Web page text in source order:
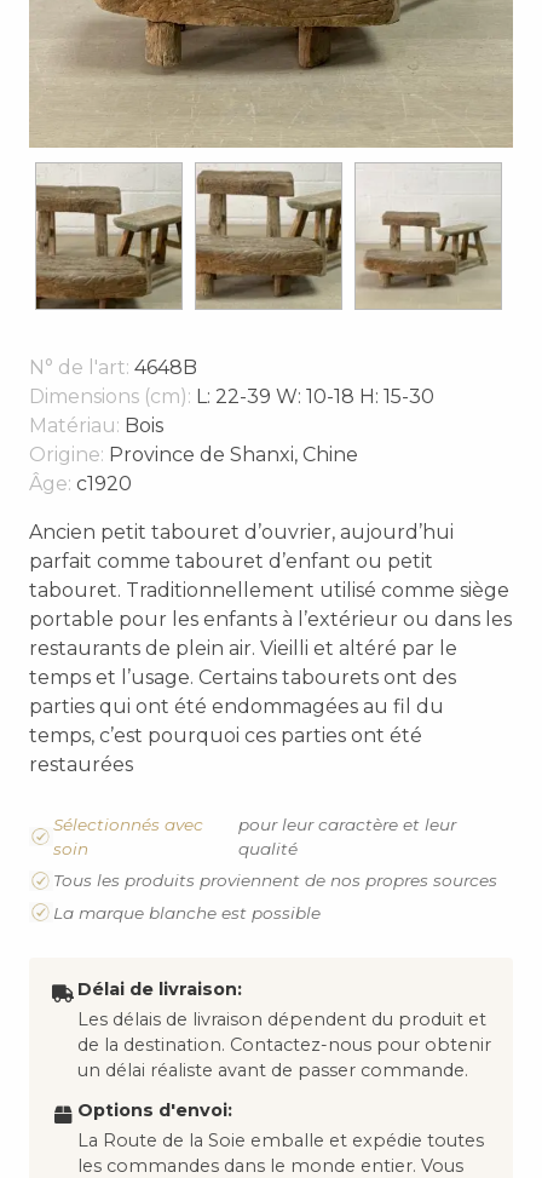
N° de l'art: 4648B
Dimensions (cm): L: 22-39 W: 10-18 H: 15-30
Matériau: Bois
Origine: Province de Shanxi, Chine
Âge: c1920
Ancien petit tabouret d’ouvrier, aujourd’hui
parfait comme tabouret d’enfant ou petit
tabouret. Traditionnellement utilisé comme siège
portable pour les enfants à l’extérieur ou dans les
restaurants de plein air. Vieilli et altéré par le
temps et l’usage. Certains tabourets ont des
parties qui ont été endommagées au fil du
temps, c’est pourquoi ces parties ont été
restaurées
Sélectionnés avec
soin
pour leur caractère et leur
qualité
Tous les produits proviennent de nos propres sources
La marque blanche est possible
Délai de livraison:
Les délais de livraison dépendent du produit et
de la destination. Contactez-nous pour obtenir
un délai réaliste avant de passer commande.
Options d'envoi:
La Route de la Soie emballe et expédie toutes
les commandes dans le monde entier. Vous